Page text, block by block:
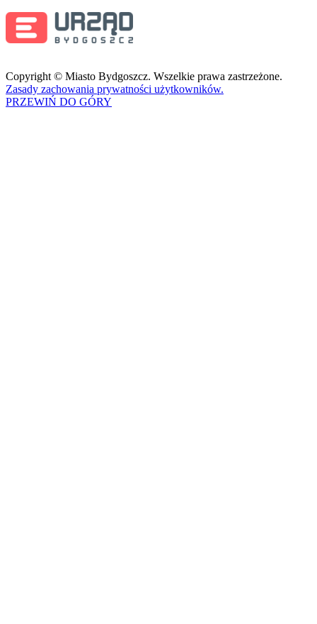
Copyright © Miasto Bydgoszcz. Wszelkie prawa zastrzeżone.
Zasady zachowania prywatności użytkowników.
PRZEWIŃ DO GÓRY